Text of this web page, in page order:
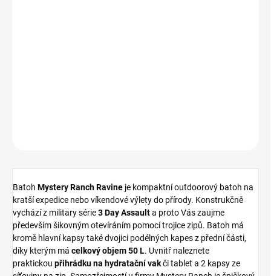
Batoh Mystery Ranch Ravine je kompaktní outdoorový batoh na
kratší expedice nebo víkendové výlety do přírody. Konstrukčně
vychází z military série3 Day Assaulta proto Vás zaujme
především šikovným otevíráním pomocí trojice zipů. Batoh má
kromě hlavní kapsy také dvojici podélných kapes z přední části,
díky kterým má celkový objem 50 L. Uvnitř naleznete
praktickou přihrádku na hydratační vakči tablet a 2 kapsy ze